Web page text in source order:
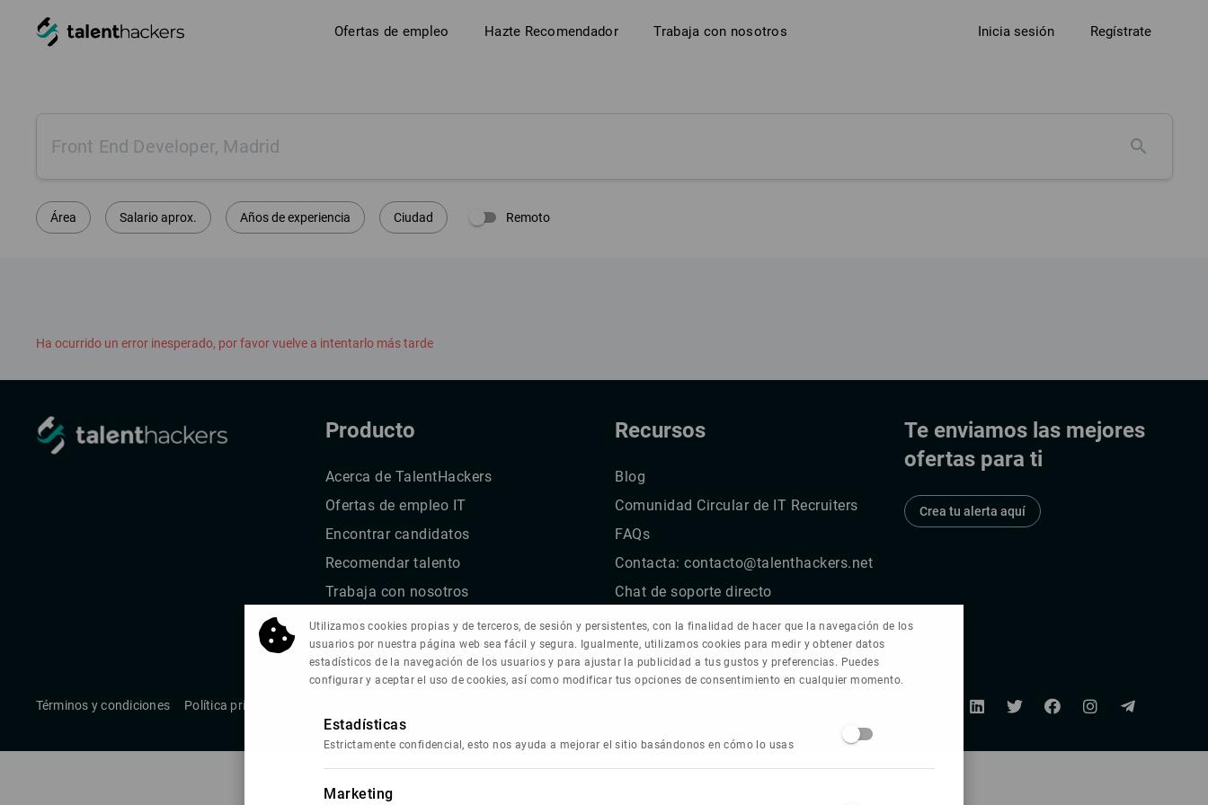
Ofertas de empleo Hazte Recomendador Trabaja con nosotros Inicia sesión Regístrate
search
Área Salario aprox. Años de experiencia Ciudad Remoto
Ha ocurrido un error inesperado, por favor vuelve a intentarlo más tarde
Producto
Acerca de TalentHackers
Ofertas de empleo IT
Encontrar candidatos
Recomendar talento
Trabaja con nosotros
Recursos
Blog
Comunidad Circular de IT Recruiters
FAQs
Contacta: contacto@talenthackers.net
Chat de soporte directo
Te enviamos las mejores
ofertas para ti
Crea tu alerta aquí
Términos y condiciones Política privacidad
Utilizamos cookies propias y de terceros, de sesión y persistentes, con la finalidad de hacer que la navegación de los
usuarios por nuestra página web sea fácil y segura. Igualmente, utilizamos cookies para medir y obtener datos
estadísticos de la navegación de los usuarios y para ajustar la publicidad a tus gustos y preferencias. Puedes
configurar y aceptar el uso de cookies, así como modificar tus opciones de consentimiento en cualquier momento.
Estadísticas
Estrictamente confidencial, esto nos ayuda a mejorar el sitio basándonos en cómo lo usas
Marketing